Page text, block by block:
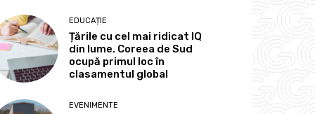
EDUCAȚIE
Țările cu cel mai ridicat IQ
din lume. Coreea de Sud
ocupă primul loc în
clasamentul global
EVENIMENTE